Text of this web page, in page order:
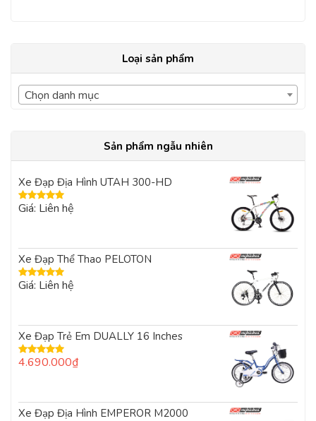
Loại sản phẩm
Chọn danh mục
Sản phẩm ngẫu nhiên
Xe Đạp Địa Hình UTAH 300-HD
Được xếp
Giá: Liên hệ
Xe Đạp Thể Thao PELOTON
Được xếp
Giá: Liên hệ
Xe Đạp Trẻ Em DUALLY 16 Inches
Được xếp
4.690.000₫
Xe Đạp Địa Hình EMPEROR M2000